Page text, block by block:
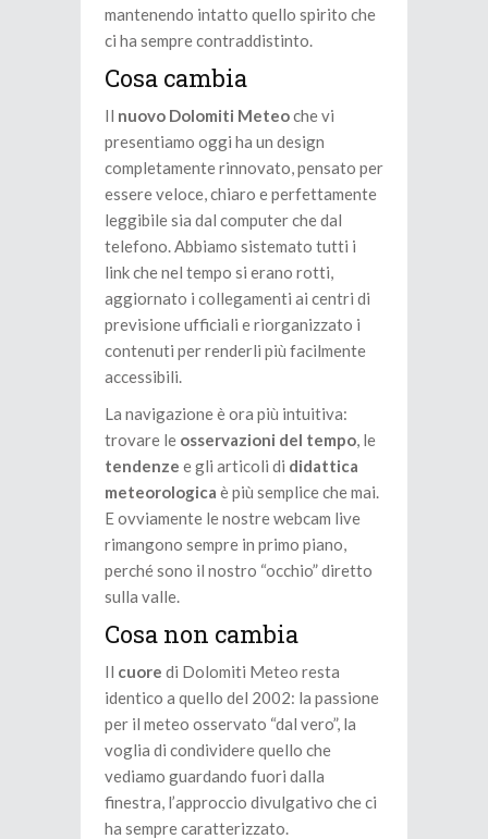
mantenendo intatto quello spirito che
ci ha sempre contraddistinto.
Cosa cambia
Il nuovo Dolomiti Meteoche vi
presentiamo oggi ha un design
completamente rinnovato, pensato per
essere veloce, chiaro e perfettamente
leggibile sia dal computer che dal
telefono. Abbiamo sistemato tutti i
link che nel tempo si erano rotti,
aggiornato i collegamenti ai centri di
previsione ufficiali e riorganizzato i
contenuti per renderli più facilmente
accessibili.
La navigazione è ora più intuitiva:
trovare le osservazioni del tempo, le
tendenze e gli articoli di didattica
meteorologica è più semplice che mai.
E ovviamente le nostre webcam live
rimangono sempre in primo piano,
perché sono il nostro “occhio” diretto
sulla valle.
Cosa non cambia
Il cuore di Dolomiti Meteo resta
identico a quello del 2002: la passione
per il meteo osservato “dal vero”, la
voglia di condividere quello che
vediamo guardando fuori dalla
finestra, l’approccio divulgativo che ci
ha sempre caratterizzato.